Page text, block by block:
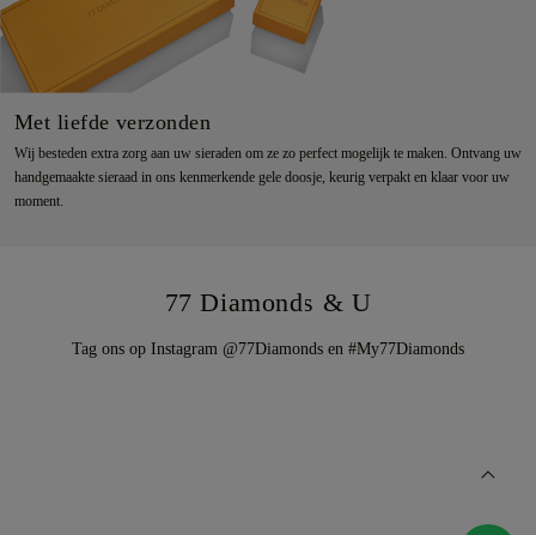
Met liefde verzonden
Wij besteden extra zorg aan uw sieraden om ze zo perfect mogelijk te maken. Ontvang uw
handgemaakte sieraad in ons kenmerkende gele doosje, keurig verpakt en klaar voor uw
moment.
77 Diamonds & U
Tag ons op Instagram @77Diamonds en #My77Diamonds